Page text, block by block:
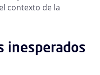
contexto de la
inesperados